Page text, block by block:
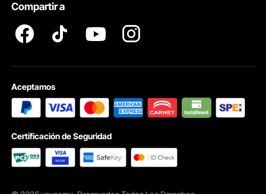
Compartir a
Aceptamos
Certificación de Seguridad